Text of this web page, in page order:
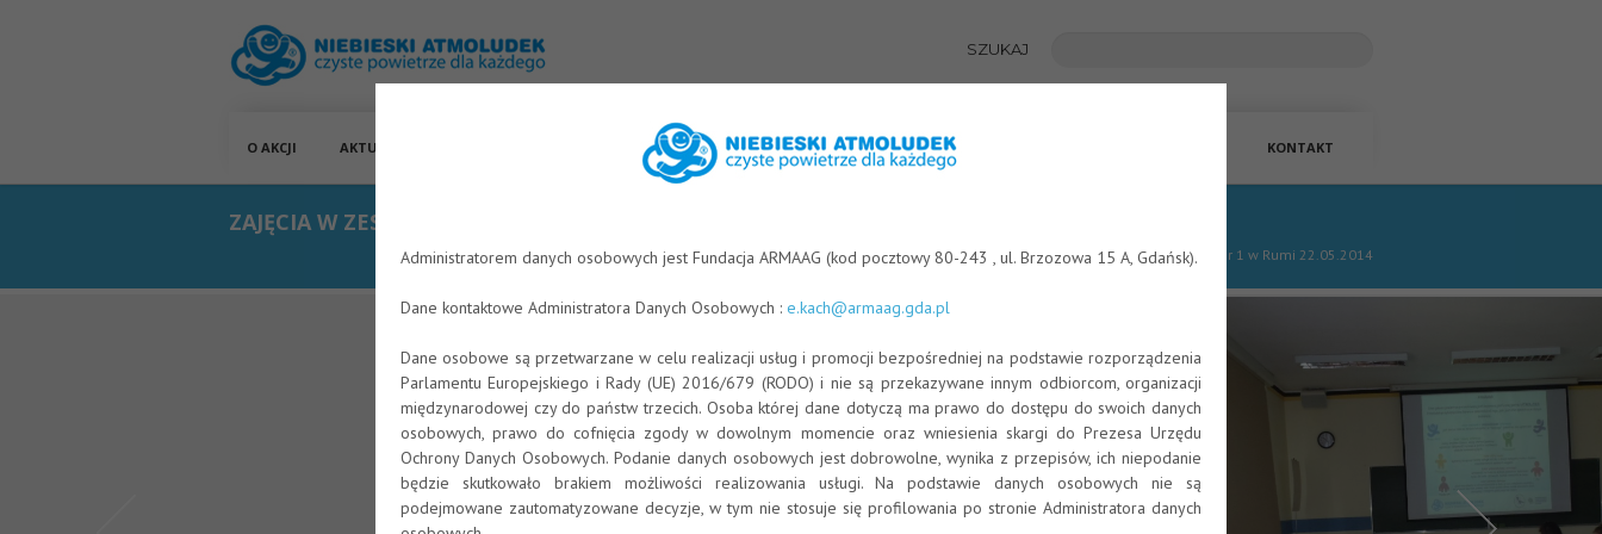
Administratorem danych osobowych jest Fundacja ARMAAG (kod pocztowy 80-243 , ul. Brzozowa 15 A, Gdańsk).
Dane kontaktowe Administratora Danych Osobowych : e.kach@armaag.gda.pl
Dane osobowe są przetwarzane w celu realizacji usług i promocji bezpośredniej na podstawie rozporządzenia
Parlamentu Europejskiego i Rady (UE) 2016/679 (RODO) i nie są przekazywane innym odbiorcom, organizacji
międzynarodowej czy do państw trzecich. Osoba której dane dotyczą ma prawo do dostępu do swoich danych
osobowych, prawo do cofnięcia zgody w dowolnym momencie oraz wniesienia skargi do Prezesa Urzędu
Ochrony Danych Osobowych. Podanie danych osobowych jest dobrowolne, wynika z przepisów, ich niepodanie
będzie skutkowało brakiem możliwości realizowania usługi. Na podstawie danych osobowych nie są
podejmowane zautomatyzowane decyzje, w tym nie stosuje się profilowania po stronie Administratora danych
SZUKAJ
O AKCJI AKTUALNOŚCI MATERIAŁY EDUKACYJNE ANIMACJE EDUKACYJNE STREFA WIEDZY KONTAKT
ZAJĘCIA W ZESPOLE SZKÓŁ PONADGIMNAZJALNYCH NR 1 W RUMI 22.05.2014
Home/Aktualności/Zajęcia w Zespole Szkół Ponadgimnazjalnych nr 1 w Rumi 22.05.2014